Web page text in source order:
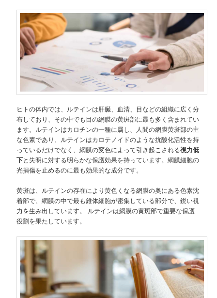
ヒトの体内では、ルテインは肝臓、血清、目などの組織に広く分
布しており、その中でも目の網膜の黄斑部に最も多く含まれてい
ます。ルテインはカロチンの一種に属し、人間の網膜黄斑部の主
な色素であり、ルテインはカロテノイドのような抗酸化活性を持
っているだけでなく、網膜の変色によって引き起こされる視力低
下と失明に対する明らかな保護効果を持っています。網膜細胞の
光損傷を止めるのに最も効果的な成分です。
黄斑は、ルテインの存在により黄色くなる網膜の奥にある色素沈
着部で、網膜の中で最も錐体細胞が密集している部分で、鋭い視
力を生み出しています。 ルテインは網膜の黄斑部で重要な保護
役割を果たしています。